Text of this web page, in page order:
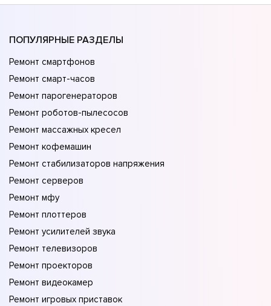
ПОПУЛЯРНЫЕ РАЗДЕЛЫ
Ремонт смартфонов
Ремонт смарт-часов
Ремонт парогенераторов
Ремонт роботов-пылесосов
Ремонт массажных кресел
Ремонт кофемашин
Ремонт стабилизаторов напряжения
Ремонт серверов
Ремонт мфу
Ремонт плоттеров
Ремонт усилителей звука
Ремонт телевизоров
Ремонт проекторов
Ремонт видеокамер
Ремонт игровых приставок